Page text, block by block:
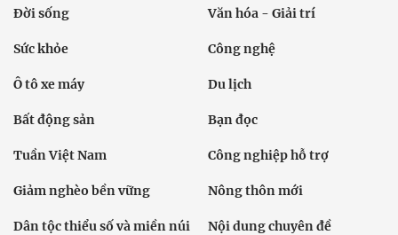
Đời sống Văn hóa - Giải trí
Sức khỏe Công nghệ
Ô tô xe máy Du lịch
Bất động sản Bạn đọc
Tuần Việt Nam Công nghiệp hỗ trợ
Giảm nghèo bền vững Nông thôn mới
Dân tộc thiểu số và miền núi Nội dung chuyên đề